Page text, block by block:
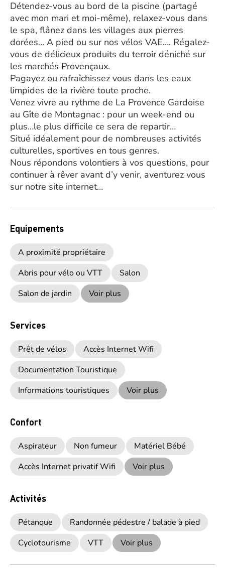
Détendez-vous au bord de la piscine (partagé
avec mon mari et moi-même), relaxez-vous dans
le spa, flânez dans les villages aux pierres
dorées… A pied ou sur nos vélos VAE…. Régalez-
vous de délicieux produits du terroir déniché sur
les marchés Provençaux.
Pagayez ou rafraîchissez vous dans les eaux
limpides de la rivière toute proche.
Venez vivre au rythme de La Provence Gardoise
au Gîte de Montagnac : pour un week-end ou
plus…le plus difficile ce sera de repartir…
Situé idéalement pour de nombreuses activités
culturelles, sportives en tous genres.
Nous répondons volontiers à vos questions, pour
continuer à rêver avant d’y venir, aventurez vous
sur notre site internet…
Equipements
A proximité propriétaire
Abris pour vélo ou VTT
Salon
Salon de jardin
Voir plus
Services
Prêt de vélos
Accès Internet Wifi
Documentation Touristique
Informations touristiques
Voir plus
Confort
Aspirateur Non fumeur
Matériel Bébé
Accès Internet privatif Wifi
Voir plus
Activités
Pétanque
Randonnée pédestre / balade à pied
Cyclotourisme
VTT Voir plus